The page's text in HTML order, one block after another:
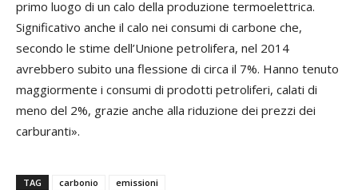
primo luogo di un calo della produzione termoelettrica.
Significativo anche il calo nei consumi di carbone che,
secondo le stime dell’Unione petrolifera, nel 2014
avrebbero subito una flessione di circa il 7%. Hanno tenuto
maggiormente i consumi di prodotti petroliferi, calati di
meno del 2%, grazie anche alla riduzione dei prezzi dei
carburanti».
TAG carbonio emissioni